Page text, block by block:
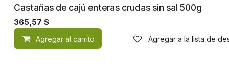
Castañas de cajú enteras crudas sin sal 500g
365,57 $
Agregar al carrito Agregar a la lista de